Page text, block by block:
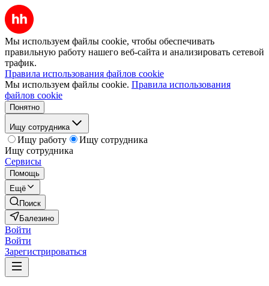
Мы используем файлы cookie, чтобы обеспечивать
правильную работу нашего веб-сайта и анализировать сетевой
трафик.
Правила использования файлов cookie
Мы используем файлы cookie. Правила использования
файлов cookie
Понятно
Ищу сотрудника
Ищу работу
Ищу сотрудника
Ищу сотрудника
Сервисы
Помощь
Ещё
Поиск
Балезино
Войти
Войти
Зарегистрироваться